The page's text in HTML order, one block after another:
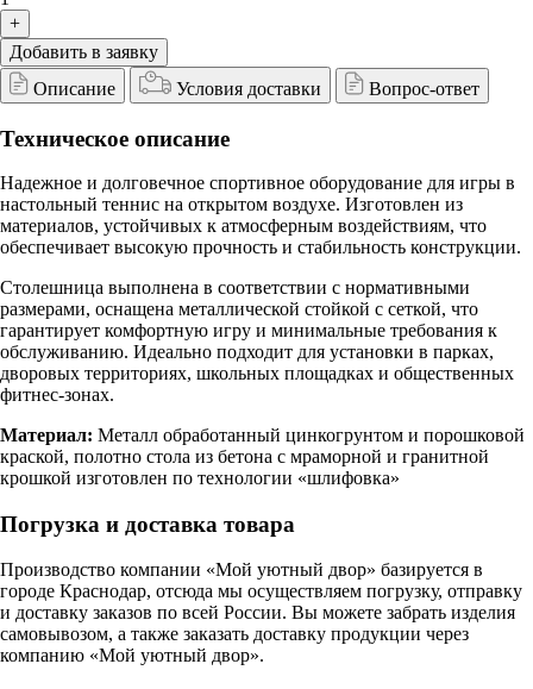
+
Добавить в заявку
Описание
Условия доставки Вопрос-ответ
Техническое описание
Надежное и долговечное спортивное оборудование для игры в
настольный теннис на открытом воздухе. Изготовлен из
материалов, устойчивых к атмосферным воздействиям, что
обеспечивает высокую прочность и стабильность конструкции.
Столешница выполнена в соответствии с нормативными
размерами, оснащена металлической стойкой с сеткой, что
гарантирует комфортную игру и минимальные требования к
обслуживанию. Идеально подходит для установки в парках,
дворовых территориях, школьных площадках и общественных
фитнес-зонах.
Материал: Металл обработанный цинкогрунтом и порошковой
краской, полотно стола из бетона с мраморной и гранитной
крошкой изготовлен по технологии «шлифовка»
Погрузка и доставка товара
Производство компании «Мой уютный двор» базируется в
городе Краснодар, отсюда мы осуществляем погрузку, отправку
и доставку заказов по всей России. Вы можете забрать изделия
самовывозом, а также заказать доставку продукции через
компанию «Мой уютный двор».